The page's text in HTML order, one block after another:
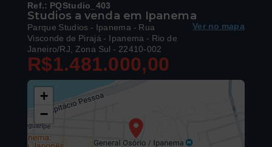
Ref.: PQStudio_403
Studios a venda em Ipanema
Parque Studios - Ipanema - Rua
Visconde de Pirajá - Ipanema - Rio de
Janeiro/RJ, Zona Sul - 22410-002
Ver no mapa
R$1.481.000,00
+
−